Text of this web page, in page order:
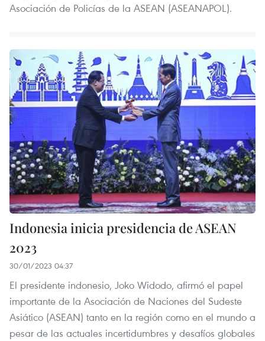
Asociación de Policías de la ASEAN (ASEANAPOL).
Indonesia inicia presidencia de ASEAN
2023
30/01/2023 04:37
El presidente indonesio, Joko Widodo, afirmó el papel
importante de la Asociación de Naciones del Sudeste
Asiático (ASEAN) tanto en la región como en el mundo a
pesar de las actuales incertidumbres y desafíos globales